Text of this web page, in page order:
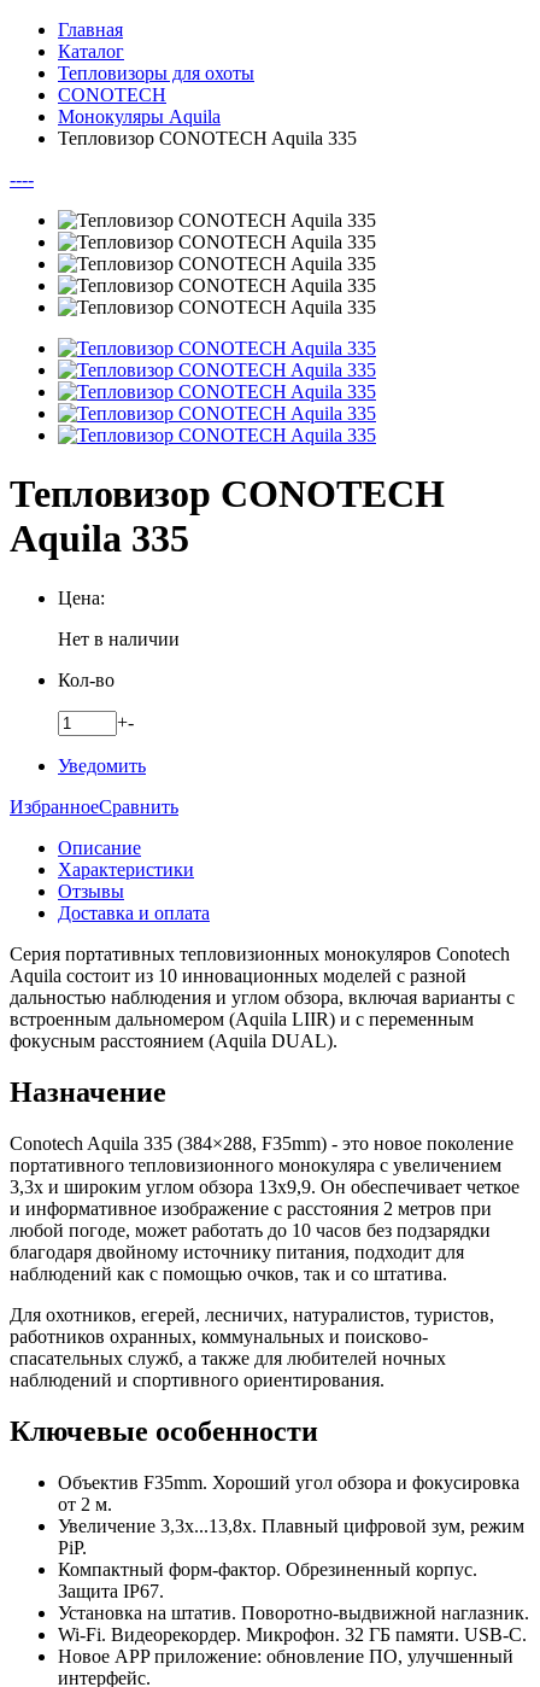
Главная
Каталог
Тепловизоры для охоты
CONOTECH
Монокуляры Aquila
Тепловизор CONOTECH Aquila 335
----
Тепловизор CONOTECH
Aquila 335
Цена:
Нет в наличии
Кол-во
+-
Уведомить
ИзбранноеСравнить
Описание
Характеристики
Отзывы
Доставка и оплата
Серия портативных тепловизионных монокуляров Conotech
Aquila состоит из 10 инновационных моделей с разной
дальностью наблюдения и углом обзора, включая варианты с
встроенным дальномером (Aquila LIIR) и с переменным
фокусным расстоянием (Aquila DUAL).
Назначение
Conotech Aquila 335 (384×288, F35mm) - это новое поколение
портативного тепловизионного монокуляра с увеличением
3,3x и широким углом обзора 13x9,9. Он обеспечивает четкое
и информативное изображение с расстояния 2 метров при
любой погоде, может работать до 10 часов без подзарядки
благодаря двойному источнику питания, подходит для
наблюдений как с помощью очков, так и со штатива.
Для охотников, егерей, лесничих, натуралистов, туристов,
работников охранных, коммунальных и поисково-
спасательных служб, а также для любителей ночных
наблюдений и спортивного ориентирования.
Ключевые особенности
Объектив F35mm. Хороший угол обзора и фокусировка
от 2 м.
Увеличение 3,3x...13,8x. Плавный цифровой зум, режим
PiP.
Компактный форм-фактор. Обрезиненный корпус.
Защита IP67.
Установка на штатив. Поворотно-выдвижной наглазник.
Wi-Fi. Видеорекордер. Микрофон. 32 ГБ памяти. USB-C.
Новое APP приложение: обновление ПО, улучшенный
интерфейс.